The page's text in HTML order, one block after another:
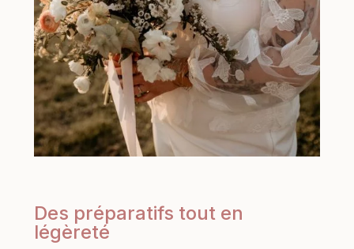
Des préparatifs tout en
légèreté